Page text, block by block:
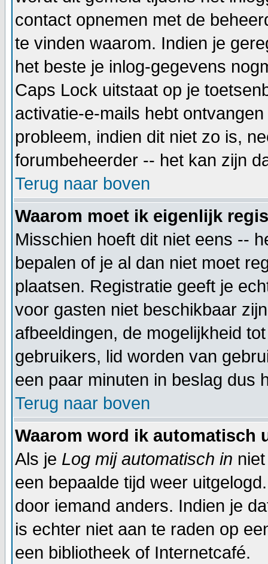
contact opnemen met de
te vinden waarom. Indien je
het beste je inlog-gegevens
Caps Lock uitstaat op je
activatie-e-mails hebt
probleem, indien dit niet zo is,
forumbeheerder -- het kan zijn
Terug naar boven
Waarom moet ik eigenlijk
Misschien hoeft dit niet eens --
bepalen of je al dan niet moet
plaatsen. Registratie geeft je
voor gasten niet beschikbaar
afbeeldingen, de mogelijkheid
gebruikers, lid worden van
een paar minuten in beslag dus
Terug naar boven
Waarom word ik automatisch
Als je Log mij automatisch in
een bepaalde tijd weer
door iemand anders. Indien je
is echter niet aan te raden op
een bibliotheek of Internetcafé.